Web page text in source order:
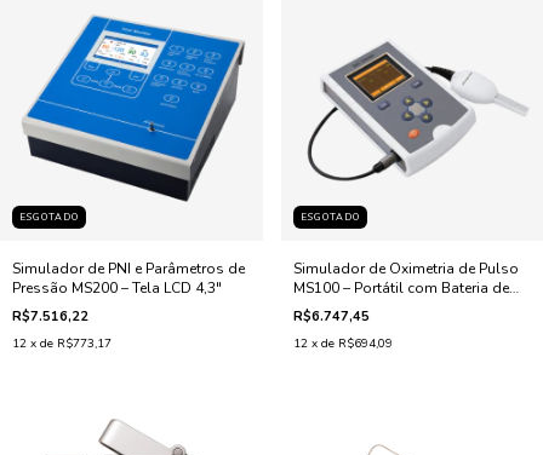
ESGOTADO
Simulador de PNI e Parâmetros de
Pressão MS200 – Tela LCD 4,3"
R$7.516,22
12 x de R$773,17
ESGOTADO
Simulador de Oximetria de Pulso
MS100 – Portátil com Bateria de
Lítio
R$6.747,45
12 x de R$694,09